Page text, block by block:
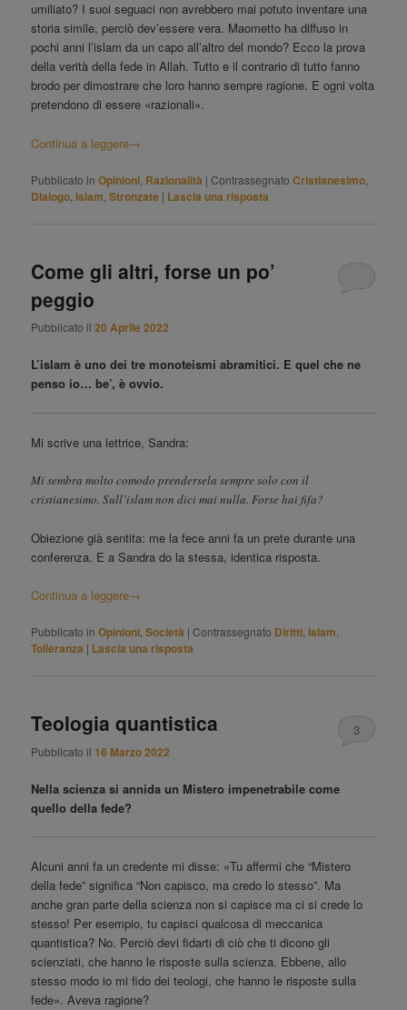
umiliato? I suoi seguaci non avrebbero mai potuto inventare una
storia simile, perciò dev’essere vera. Maometto ha diffuso in
pochi anni l’islam da un capo all’altro del mondo? Ecco la prova
della verità della fede in Allah. Tutto e il contrario di tutto fanno
brodo per dimostrare che loro hanno sempre ragione. E ogni volta
pretendono di essere «razionali».
Continua a leggere→
Pubblicato in Opinioni Razionalità |Contrassegnato Cristianesimo
Dialogo ,Islam ,Stronzate | Lascia una risposta
Come gli altri, forse un po’
peggio
Pubblicato il20 Aprile 2022
L’islam è uno dei tre monoteismi abramitici. E quel che ne
penso io… be’, è ovvio.
Mi scrive una lettrice, Sandra:
Mi sembra molto comodo prendersela sempre solo con il
cristianesimo. Sull’islam non dici mai nulla. Forse hai fifa?
Obiezione già sentita: me la fece anni fa un prete durante una
conferenza. E a Sandra do la stessa, identica risposta.
Continua a leggere→
Pubblicato in Opinioni ,Società |Contrassegnato Diritti ,Islam
Tolleranza | Lascia una risposta
Teologia quantistica
Pubblicato il 16 Marzo 2022
3
Nella scienza si annida un Mistero impenetrabile come
quello della fede?
Alcuni anni fa un credente mi disse: «Tu affermi che “Mistero
della fede” significa “Non capisco, ma credo lo stesso”. Ma
anche gran parte della scienza non si capisce ma ci si crede lo
stesso! Per esempio, tu capisci qualcosa di meccanica
quantistica? No. Perciò devi fidarti di ciò che ti dicono gli
scienziati, che hanno le risposte sulla scienza. Ebbene, allo
stesso modo io mi fido dei teologi, che hanno le risposte sulla
fede». Aveva ragione?